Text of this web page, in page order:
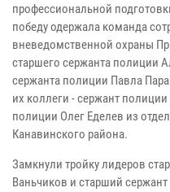
профессиональной
победу одержала команда
вневедомственной охраны
старшего сержанта полиции
сержанта полиции Павла
их коллеги - сержант
полиции Олег Еделев из
Канавинского района.
Замкнули тройку лидеров
Ваньчиков и старший